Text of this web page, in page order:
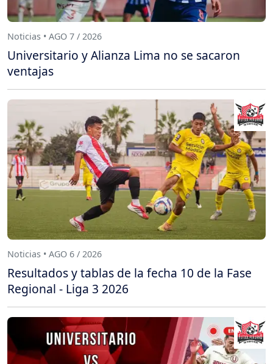
Noticias • AGO 7 / 2026
Universitario y Alianza Lima no se sacaron
ventajas
Noticias • AGO 6 / 2026
Resultados y tablas de la fecha 10 de la Fase
Regional - Liga 3 2026